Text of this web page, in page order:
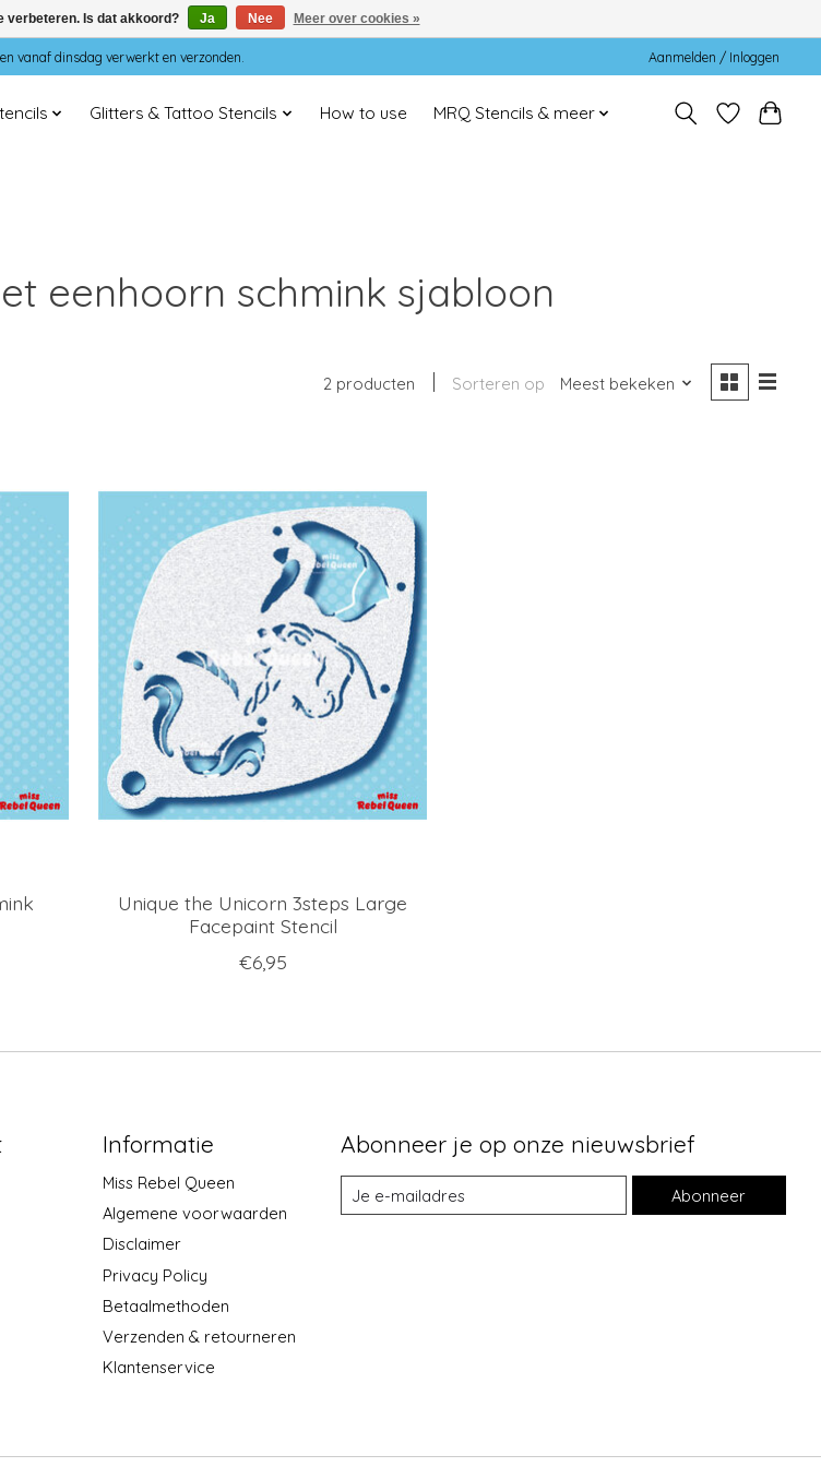
vanaf dinsdag verwerkt en verzonden. Aanmelden / Inloggen
Glitters & Tattoo Stencils How to use MRQ Stencils & meer
eenhoorn schmink sjabloon
2 producten Sorteren op Meest bekeken
Unique the Unicorn 3steps Large
Facepaint Stencil
€6,95
Informatie
Miss Rebel Queen
Algemene voorwaarden
Disclaimer
Privacy Policy
Betaalmethoden
Verzenden & retourneren
Klantenservice
Abonneer je op onze nieuwsbrief
Abonneer
verbeteren. Is dat akkoord? Ja Nee Meer over cookies »